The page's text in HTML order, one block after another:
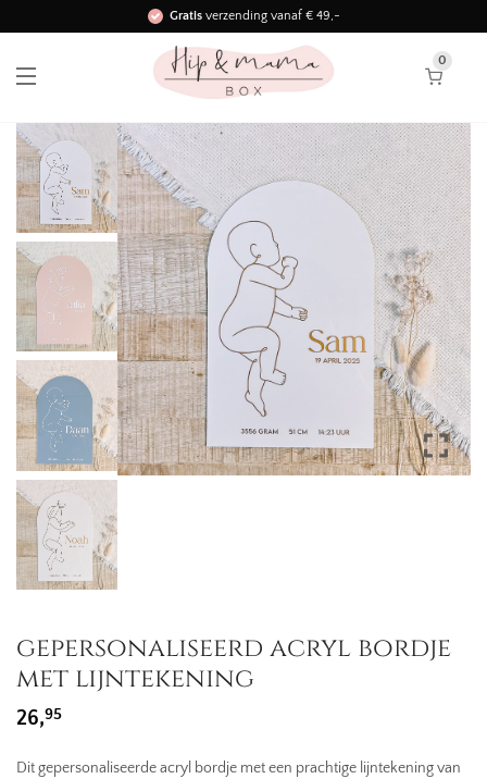
Gratisverzending vanaf € 49,-
Binnen 3 werkdagen in huis!
0
gepersonaliseerd acryl bordje
met lijntekening
26,95
Dit gepersonaliseerde acryl bordje met een prachtige lijntekening van